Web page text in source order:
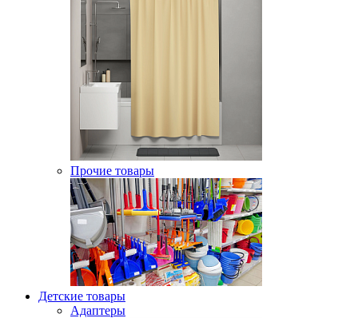
Прочие товары
Детские товары
Адаптеры